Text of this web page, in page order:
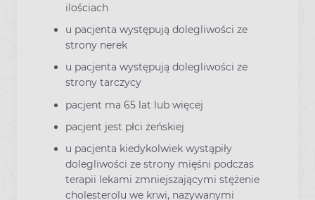
ilościach
u pacjenta występują dolegliwości ze
strony nerek
u pacjenta występują dolegliwości ze
strony tarczycy
pacjent ma 65 lat lub więcej
pacjent jest płci żeńskiej
u pacjenta kiedykolwiek wystąpiły
dolegliwości ze strony mięśni podczas
terapii lekami zmniejszającymi stężenie
cholesterolu we krwi, nazywanymi